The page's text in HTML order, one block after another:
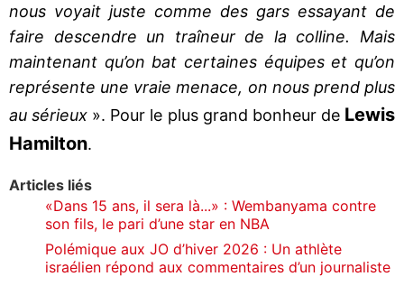
nous voyait juste comme des gars essayant de
faire descendre un traîneur de la colline. Mais
maintenant qu’on bat certaines équipes et qu’on
représente une vraie menace, on nous prend plus
au sérieux ». Pour le plus grand bonheur de Lewis
Hamilton.
Articles liés
«Dans 15 ans, il sera là...» : Wembanyama contre
son fils, le pari d’une star en NBA
Polémique aux JO d’hiver 2026 : Un athlète
israélien répond aux commentaires d’un journaliste